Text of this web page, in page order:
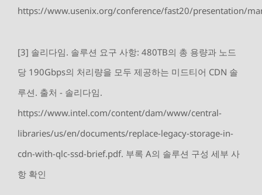
https://www.usenix.org/conference/fast20/presentation/
[3] 솔리다임. 솔루션 요구 사항: 480TB의 총 용량과 노드
당 190Gbps의 처리량을 모두 제공하는 미드티어 CDN 솔
루션. 출처 - 솔리다임.
https://www.intel.com/content/dam/www/central-
libraries/us/en/documents/replace-legacy-storage-in-
cdn-with-qlc-ssd-brief.pdf. 부록 A의 솔루션 구성 세부 사
항 확인